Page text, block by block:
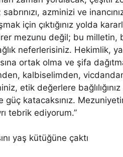
azminizi ve
için çıktığınız yolda
mezunu değil; bu milletin,
neferlerisiniz. Hekimlik,
ortak olma ve şifa
kalbiselimden,
etik değerlere
güç katacaksınız.
tebrik ediyorum.”
yaş kütüğüne çaktı